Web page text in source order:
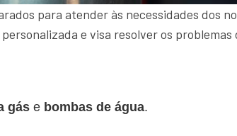
para atender às necessidades dos
personalizada e visa resolver os
gás e bombas de água.